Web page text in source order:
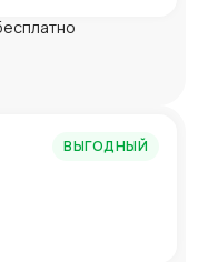
ВЫГОДНЫЙ